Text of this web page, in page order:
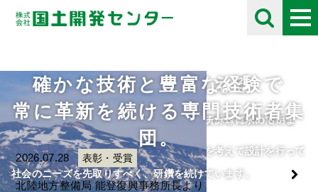
未来の自然を考える
住民や将来の子供たちのために、限られた資源を有効に活用し
て、
人・自然・環境・街との調和と未来の自然を考えて設計を行って
います。
採用情報
自分の好きな事にとことん打ち込める人をチームに求めていま
す。
ご応募をお待ちしております。
確かな技術と豊富な経験で
常に革新を続ける専門技術者集
団。
社会のニーズを先取りすべく、研鑽を続けています。
お知らせ
Information
2026.07.28 表彰・受賞
北陸地方整備局 能登復興事務所長より